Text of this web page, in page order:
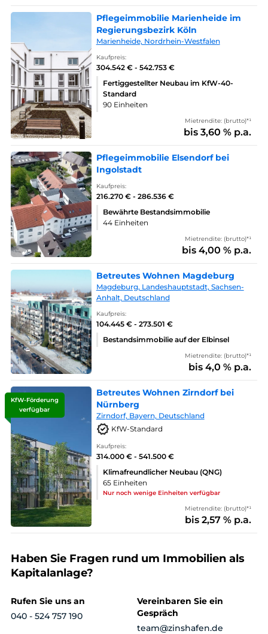
Pflegeimmobilie Marienheide im
Regierungsbezirk Köln
Marienheide, Nordrhein-Westfalen
Kaufpreis:
304.542 € - 542.753 €
Fertiggestellter Neubau im KfW-40-
Standard
90 Einheiten
Mietrendite: (brutto)*¹
bis 3,60 % p.a.
Pflegeimmobilie Elsendorf bei
Ingolstadt
Kaufpreis:
216.270 € - 286.536 €
Bewährte Bestandsimmobilie
44 Einheiten
Mietrendite: (brutto)*¹
bis 4,00 % p.a.
Betreutes Wohnen Magdeburg
Magdeburg, Landeshauptstadt, Sachsen-
Anhalt, Deutschland
Kaufpreis:
104.445 € - 273.501 €
Bestandsimmobilie auf der Elbinsel
Mietrendite: (brutto)*¹
bis 4,0 % p.a.
KfW-Förderung
verfügbar
Betreutes Wohnen Zirndorf bei
Nürnberg
Zirndorf, Bayern, Deutschland
KfW-Standard
Kaufpreis:
314.000 € - 541.500 €
Klimafreundlicher Neubau (QNG)
65 Einheiten
Nur noch wenige Einheiten verfügbar
Mietrendite: (brutto)*¹
bis 2,57 % p.a.
Haben Sie Fragen rund um Immobilien als
Kapitalanlage?
Rufen Sie uns an
040 - 524 757 190
Vereinbaren Sie ein
Gespräch
team@zinshafen.de